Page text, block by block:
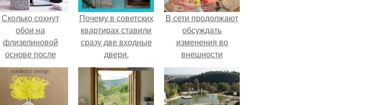
Сколько сохнут
обои на
флизелиновой
основе после
поклейки. Когда
высохнет клей?
Почему в советских
квартирах ставили
сразу две входные
двери.
В сети продолжают
обсуждать
изменения во
внешности
актрисы.